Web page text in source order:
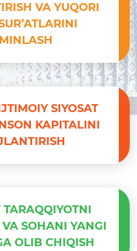
VA YUQORI
SIYOSAT
KAPITALINI
TARAQQIYOTNI
VA SOHANI YANGI
OLIB CHIQISH